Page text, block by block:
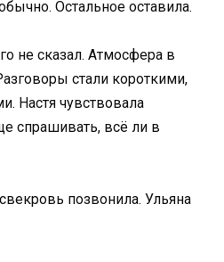
Остальное оставила.
не сказал. Атмосфера в
стали короткими,
Настя чувствовала
спрашивать, всё ли в
позвонила. Ульяна